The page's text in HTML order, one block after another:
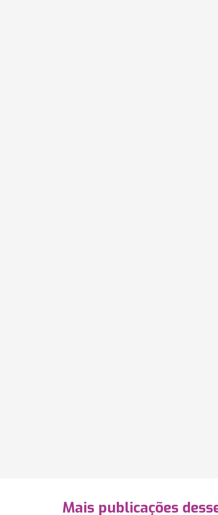
Mais publicações